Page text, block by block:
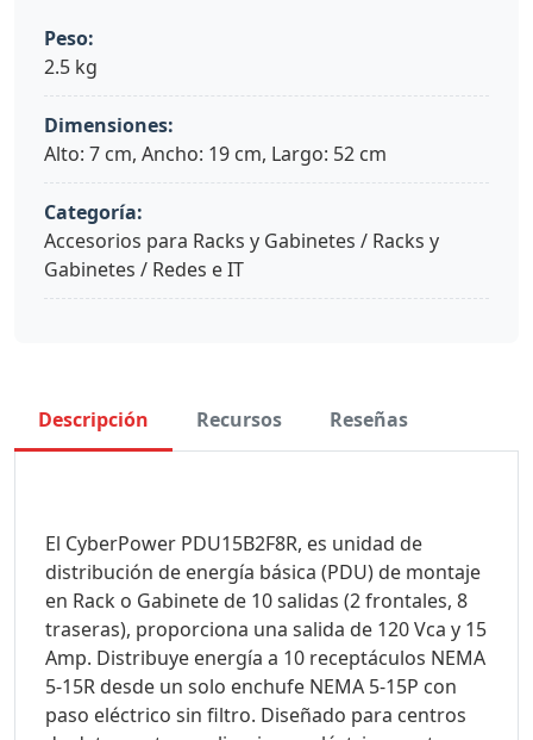
Peso:
2.5 kg
Dimensiones:
Alto: 7 cm, Ancho: 19 cm, Largo: 52 cm
Categoría:
Accesorios para Racks y Gabinetes / Racks y
Gabinetes / Redes e IT
Descripción Recursos Reseñas
El CyberPower PDU15B2F8R, es unidad de
distribución de energía básica (PDU) de montaje
en Rack o Gabinete de 10 salidas (2 frontales, 8
traseras), proporciona una salida de 120 Vca y 15
Amp. Distribuye energía a 10 receptáculos NEMA
5-15R desde un solo enchufe NEMA 5-15P con
paso eléctrico sin filtro. Diseñado para centros